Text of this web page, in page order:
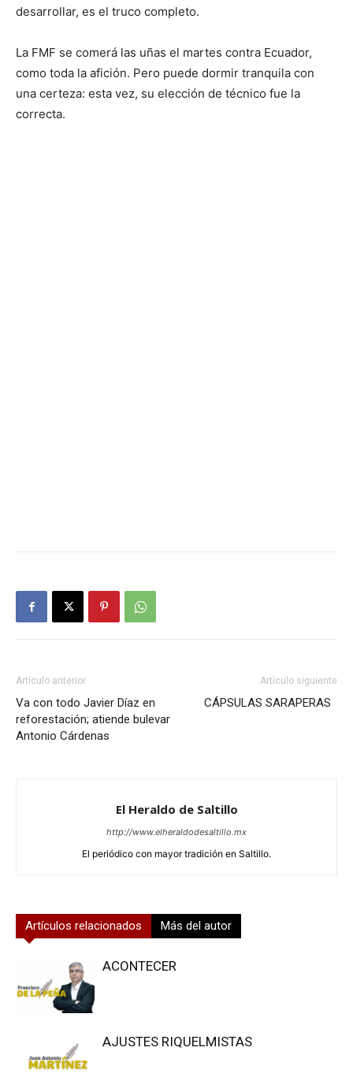
desarrollar, es el truco completo.
La FMF se comerá las uñas el martes contra Ecuador,
como toda la afición. Pero puede dormir tranquila con
una certeza: esta vez, su elección de técnico fue la
correcta.
Artículo anterior
Va con todo Javier Díaz en
reforestación; atiende bulevar
Antonio Cárdenas
Artículo siguiente
CÁPSULAS SARAPERAS
El Heraldo de Saltillo
http://www.elheraldodesaltillo.mx
El periódico con mayor tradición en Saltillo.
Artículos relacionados Más del autor
ACONTECER
AJUSTES RIQUELMISTAS